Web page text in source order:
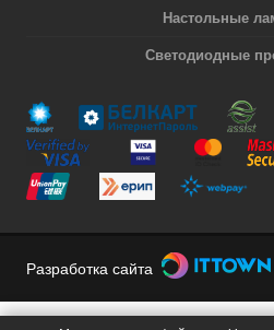
Настольные
Светодиодные
Разработка сайта